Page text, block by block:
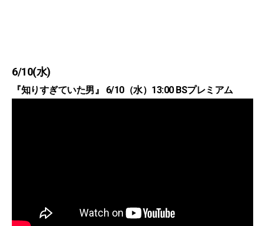
6/10(水)
『知りすぎていた男』 6/10（水）13:00 BSプレミアム